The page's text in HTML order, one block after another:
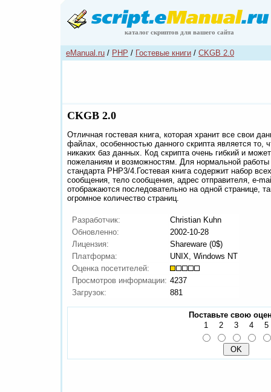
каталог скриптов для вашего сайта
eManual.ru / PHP / Гостевые книги / CKGB 2.0
CKGB 2.0
Отличная гостевая книга, которая хранит все свои
файлах, особенностью данного скрипта является то,
никаких баз данных. Код скрипта очень гибкий и
пожеланиям и возможностям. Для нормальной
стандарта PHP3/4.Гостевая книга содержит набор
сообщения, тело сообщения, адрес отправителя, e-
отображаются последовательно на одной странице,
огромное количество страниц.
Разработчик:
Christian Kuhn
Обновленно:
2002-10-28
Лицензия:
Shareware (0$)
Платформа:
UNIX, Windows NT
Оценка посетителей:
Просмотров информации: 4237
Загрузок:
881
Поставьте свою
1
2 3 4 5